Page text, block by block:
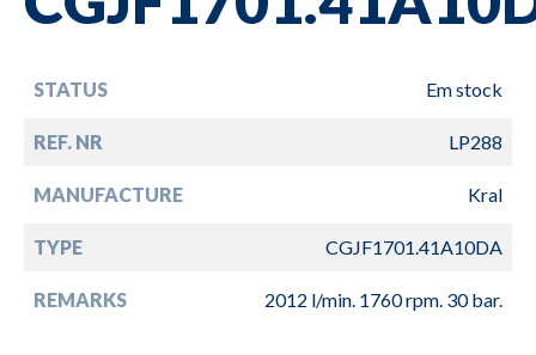
STATUS Em stock
REF. NR LP288
MANUFACTURE Kral
TYPE CGJF1701.41A10DA
REMARKS 2012 l/min. 1760 rpm. 30 bar.